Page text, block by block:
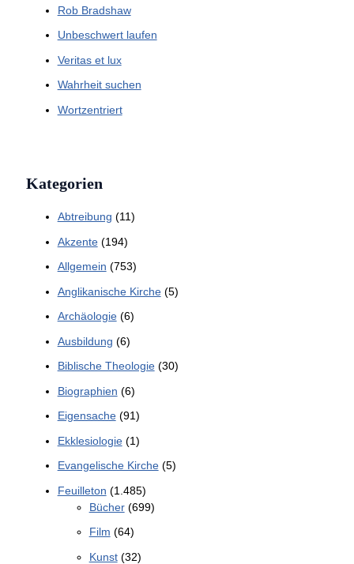
Rob Bradshaw
Unbeschwert laufen
Veritas et lux
Wahrheit suchen
Wortzentriert
Kategorien
Abtreibung (11)
Akzente(194)
Allgemein (753)
Anglikanische Kirche(5)
Archäologie(6)
Ausbildung (6)
Biblische Theologie(30)
Biographien (6)
Eigensache(91)
Ekklesiologie(1)
Evangelische Kirche(5)
Feuilleton (1.485)
Bücher(699)
Film (64)
Kunst(32)